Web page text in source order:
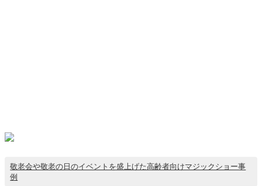
敬老会や敬老の日のイベントを盛上げた高齢者向けマジックショー事
例